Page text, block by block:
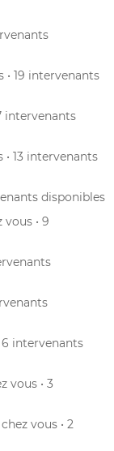
• 19 intervenants
intervenants
• 13 intervenants
disponibles
vous • 9
6 intervenants
vous • 3
vous • 2